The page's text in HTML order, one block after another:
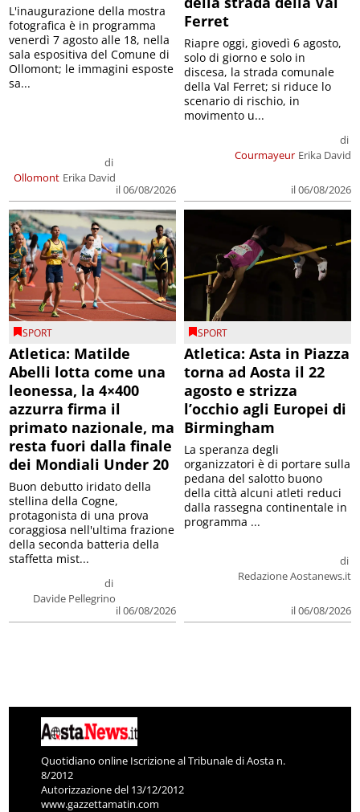
Ollomont
di
Erika David
il 06/08/2026
L'inaugurazione della mostra
fotografica è in programma
venerdì 7 agosto alle 18, nella
sala espositiva del Comune di
Ollomont; le immagini esposte
sa...
Ferret
Courmayeur
di
Erika David
il 06/08/2026
Riapre oggi, giovedì 6 agosto,
solo di giorno e solo in
discesa, la strada comunale
della Val Ferret; si riduce lo
scenario di rischio, in
movimento u...
SPORT
Atletica: Matilde
Abelli lotta come una
leonessa, la 4×400
azzurra firma il
primato nazionale, ma
resta fuori dalla finale
dei Mondiali Under 20
di
Davide Pellegrino
il 06/08/2026
Buon debutto iridato della
stellina della Cogne,
protagonista di una prova
coraggiosa nell'ultima frazione
della seconda batteria della
staffetta mist...
SPORT
Atletica: Asta in Piazza
torna ad Aosta il 22
agosto e strizza
l’occhio agli Europei di
Birmingham
di
Redazione Aostanews.it
il 06/08/2026
La speranza degli
organizzatori è di portare sulla
pedana del salotto buono
della città alcuni atleti reduci
dalla rassegna continentale in
programma ...
Quotidiano online Iscrizione al Tribunale di Aosta n.
8/2012
Autorizzazione del 13/12/2012
www.gazzettamatin.com